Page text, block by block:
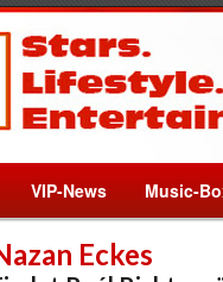
VIP-News Music-
Eckes